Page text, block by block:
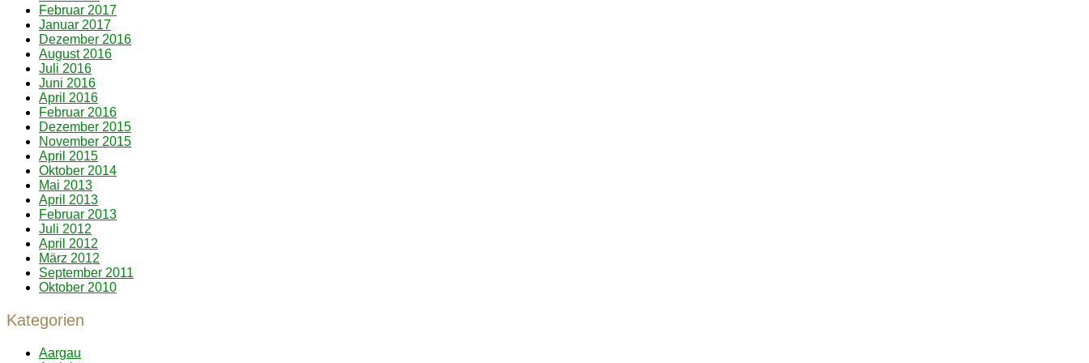
Februar 2017
Januar 2017
Dezember 2016
August 2016
Juli 2016
Juni 2016
April 2016
Februar 2016
Dezember 2015
November 2015
April 2015
Oktober 2014
Mai 2013
April 2013
Februar 2013
Juli 2012
April 2012
März 2012
September 2011
Oktober 2010
Kategorien
Aargau